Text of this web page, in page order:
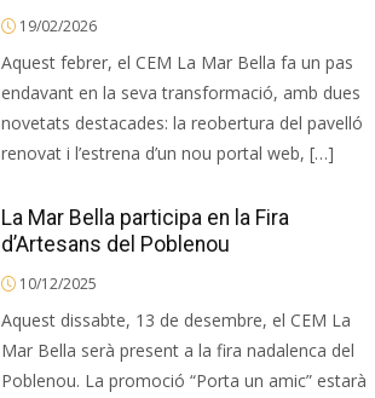
19/02/2026
Aquest febrer, el CEM La Mar Bella fa un pas
endavant en la seva transformació, amb dues
novetats destacades: la reobertura del pavelló
renovat i l’estrena d’un nou portal web, […]
La Mar Bella participa en la Fira
d’Artesans del Poblenou
10/12/2025
Aquest dissabte, 13 de desembre, el CEM La
Mar Bella serà present a la fira nadalenca del
Poblenou. La promoció “Porta un amic” estarà